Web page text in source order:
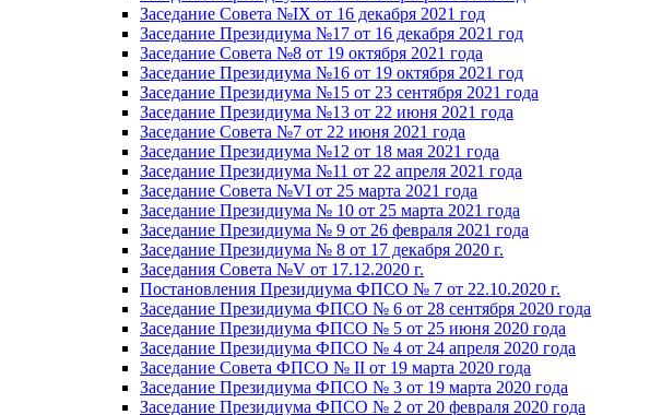
Заседание Совета №IX от 16 декабря 2021 год
Заседание Президиума №17 от 16 декабря 2021 год
Заседание Совета №8 от 19 октября 2021 года
Заседание Президиума №16 от 19 октября 2021 год
Заседание Президиума №15 от 23 сентября 2021 года
Заседание Президиума №13 от 22 июня 2021 года
Заседание Совета №7 от 22 июня 2021 года
Заседание Президиума №12 от 18 мая 2021 года
Заседание Президиума №11 от 22 апреля 2021 года
Заседание Совета №VI от 25 марта 2021 года
Заседание Президиума № 10 от 25 марта 2021 года
Заседание Президиума № 9 от 26 февраля 2021 года
Заседание Президиума № 8 от 17 декабря 2020 г.
Заседания Совета №V от 17.12.2020 г.
Постановления Президиума ФПСО № 7 от 22.10.2020 г.
Заседание Президиума ФПСО № 6 от 28 сентября 2020 года
Заседание Президиума ФПСО № 5 от 25 июня 2020 года
Заседание Президиума ФПСО № 4 от 24 апреля 2020 года
Заседание Совета ФПСО № II от 19 марта 2020 года
Заседание Президиума ФПСО № 3 от 19 марта 2020 года
Заседание Президиума ФПСО № 2 от 20 февраля 2020 года